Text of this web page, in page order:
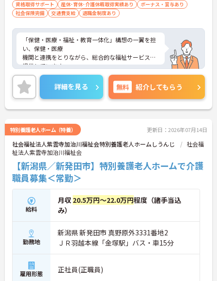
資格取得サポート
産休･育休･介護休暇取得実績あり
ボーナス・賞与あり
社会保険完備
交通費支給 退職金制度あり
「保健・医療・福祉・教育一体化」構想の一翼を担
い、保健・医療
機関と連携をとりながら、総合的な福祉サービスを
提供しています。
ご興味がある方は是非一度マイナビまでお問い合わ
せください。さらに詳細などお伝えします！
詳細を見る 無料 紹介してもらう
特別養護老人ホーム（特養） 更新日：2026年07月14日
社会福祉法人紫雲寺加治川福祉会特別養護老人ホームしうんじ
社会福
祉法人紫雲寺加治川福祉会
【新潟県／新発田市】特別養護老人ホームで介護
職員募集＜常勤＞
給料
月収 20.5万円～22.0万円程度（諸手当込
み）
勤務地
新潟県 新発田市 真野原外3331番地2
ＪＲ羽越本線「金塚駅」バス・車15分
雇用形態 正社員(正職員)